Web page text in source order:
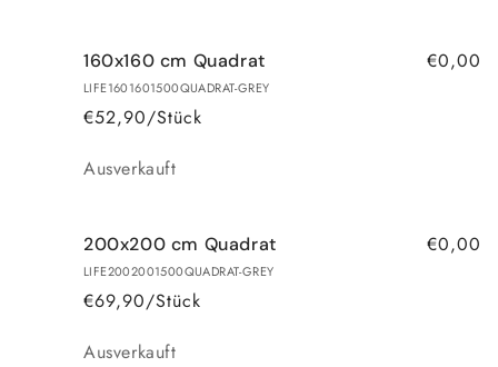
160x160 cm Quadrat
LIFE1601601500QUADRAT-GREY
€52,90/Stück
€0,00
Anzahl
Ausverkauft
200x200 cm Quadrat
LIFE2002001500QUADRAT-GREY
€69,90/Stück
€0,00
Anzahl
Ausverkauft